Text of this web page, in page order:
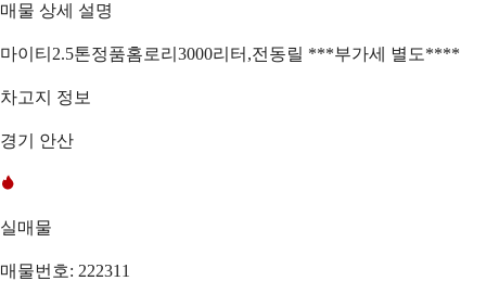
매물 상세 설명
마이티2.5톤정품홈로리3000리터,전동릴 ***부가세 별도****
차고지 정보
경기 안산
실매물
매물번호: 222311